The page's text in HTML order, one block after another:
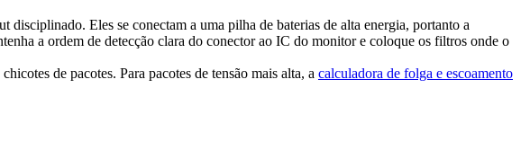
disciplinado. Eles se conectam a uma pilha de baterias de alta energia, portanto a
a ordem de detecção clara do conector ao IC do monitor e coloque os filtros onde o
de pacotes. Para pacotes de tensão mais alta, a calculadora de folga e escoamento